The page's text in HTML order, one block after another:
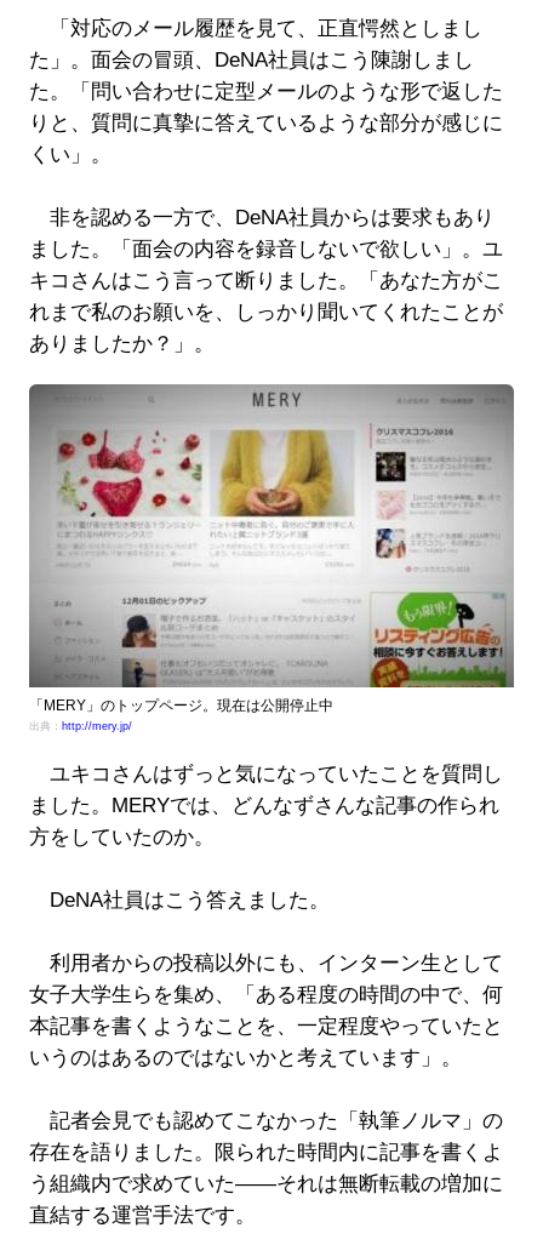
「対応のメール履歴を見て、正直愕然としまし
た」。面会の冒頭、DeNA社員はこう陳謝しまし
た。「問い合わせに定型メールのような形で返した
りと、質問に真摯に答えているような部分が感じに
くい」。
非を認める一方で、DeNA社員からは要求もあり
ました。「面会の内容を録音しないで欲しい」。ユ
キコさんはこう言って断りました。「あなた方がこ
れまで私のお願いを、しっかり聞いてくれたことが
ありましたか？」。
「MERY」のトップページ。現在は公開停止中
出典： http://mery.jp/
ユキコさんはずっと気になっていたことを質問し
ました。MERYでは、どんなずさんな記事の作られ
方をしていたのか。
DeNA社員はこう答えました。
利用者からの投稿以外にも、インターン生として
女子大学生らを集め、「ある程度の時間の中で、何
本記事を書くようなことを、一定程度やっていたと
いうのはあるのではないかと考えています」。
記者会見でも認めてこなかった「執筆ノルマ」の
存在を語りました。限られた時間内に記事を書くよ
う組織内で求めていた――それは無断転載の増加に
直結する運営手法です。